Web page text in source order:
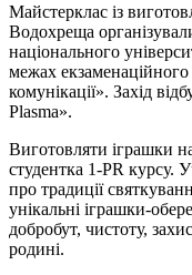
Майстерклас із
Водохреща
національного
межах
комунікації». Захід
Plasma».
Виготовляти іграшки
студентка 1-PR курсу.
про традиції
унікальні іграшки-
добробут, чистоту,
родині.